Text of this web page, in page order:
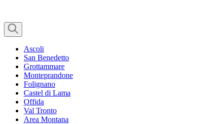
Ascoli
San Benedetto
Grottammare
Monteprandone
Folignano
Castel di Lama
Offida
Val Tronto
Area Montana